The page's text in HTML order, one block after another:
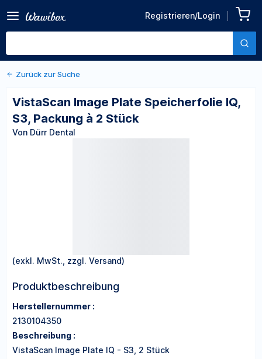
Registrieren/Login
Speicherfolie IQ, S3,
Packung à 2 Stück
Von Dürr Dental
Zurück zu den Produktdetails
Zurück zur Suche
VistaScan Image Plate Speicherfolie IQ,
S3, Packung à 2 Stück
Von Dürr Dental
(exkl. MwSt., zzgl. Versand)
Produktbeschreibung
Herstellernummer :
2130104350
Beschreibung :
VistaScan Image Plate IQ - S3, 2 Stück